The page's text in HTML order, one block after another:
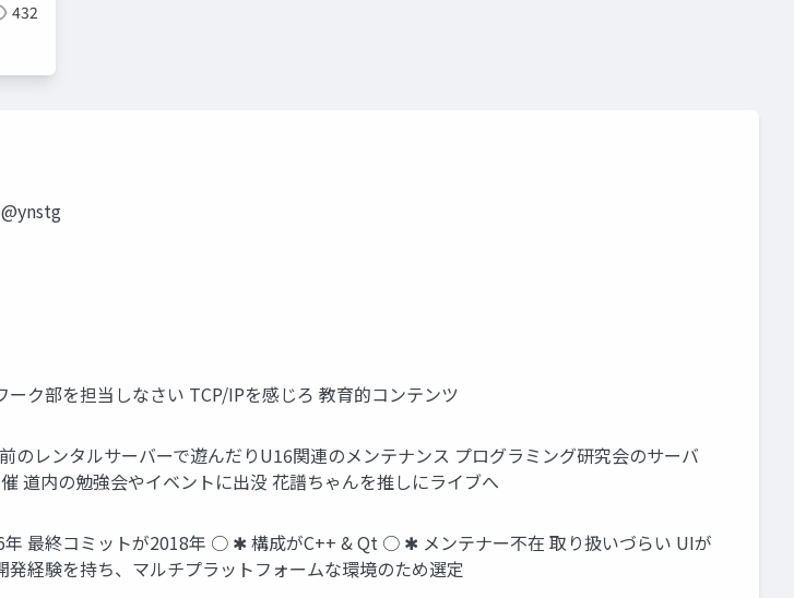
432
ク部を担当しなさい TCP/IPを感じろ 教育的コンテンツ
レンタルサーバーで遊んだりU16関連のメンテナンス プログラミング研究会のサーバ
道内の勉強会やイベントに出没 花譜ちゃんを推しにライブへ
最終コミットが2018年 ○ ✱ 構成がC++ & Qt ○ ✱ メンテナー不在 取り扱いづらい UIが
経験を持ち、マルチプラットフォームな環境のため選定